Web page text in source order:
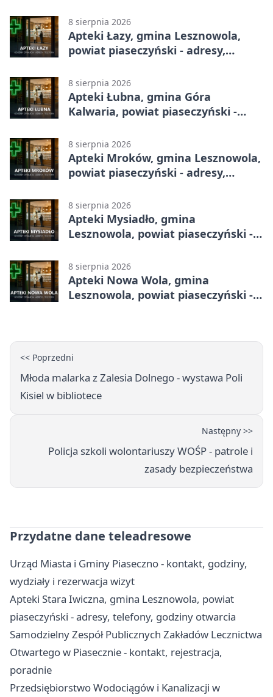
8 sierpnia 2026
Apteki Łazy, gmina Lesznowola,
powiat piaseczyński - adresy,
8 sierpnia 2026
Apteki Łubna, gmina Góra
Kalwaria, powiat piaseczyński -
8 sierpnia 2026
Apteki Mroków, gmina Lesznowola,
powiat piaseczyński - adresy,
8 sierpnia 2026
Apteki Mysiadło, gmina
Lesznowola, powiat piaseczyński -
8 sierpnia 2026
Apteki Nowa Wola, gmina
Lesznowola, powiat piaseczyński -
<< Poprzedni
Młoda malarka z Zalesia Dolnego - wystawa Poli
Kisiel w bibliotece
Następny >>
Policja szkoli wolontariuszy WOŚP - patrole i
zasady bezpieczeństwa
Przydatne dane teleadresowe
Urząd Miasta i Gminy Piaseczno - kontakt, godziny,
wydziały i rezerwacja wizyt
Apteki Stara Iwiczna, gmina Lesznowola, powiat
piaseczyński - adresy, telefony, godziny otwarcia
Samodzielny Zespół Publicznych Zakładów Lecznictwa
Otwartego w Piasecznie - kontakt, rejestracja,
poradnie
Przedsiębiorstwo Wodociągów i Kanalizacji w